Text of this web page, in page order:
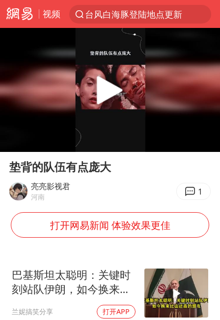
视频
台风白海豚登陆地点更新
台风白海豚进入48小时警戒线
中方回应是否在太平洋海底开采稀土
台风白海豚影响中国已成定局
佛得角门将亮相智利俱乐部主场
U17国足1分钟轰2球
哪吒汽车南宁工厂设备降价20%拍卖
五粮液渠道价一箱上涨近百元
80后女柜员逆袭成4200亿银行副行长
女子利用漏洞0元薅走3000多件家电
Play
垫背的队伍有点庞大
亮亮影视君
河南 1
打开网易新闻 体验效果更佳
巴基斯坦太聪明：关键时
刻站队伊朗，如今换来比
兰妮搞笑分享 打开APP